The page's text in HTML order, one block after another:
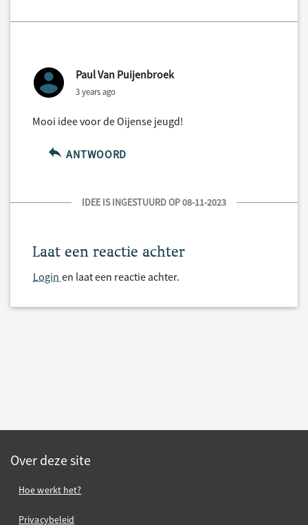
Paul Van Puijenbroek
3 years ago
Mooi idee voor de Oijense jeugd!
ANTWOORD
IDEE IS INGESTUURD OP 08-11-2023
Laat een reactie achter
Login en laat een reactie achter.
Over deze site
Hoe werkt het?
Privacybeleid